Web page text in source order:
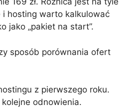
i hosting warto kalkulować
jako „pakiet na start”.
sposób porównania ofert
z pierwszego roku.
odnowienia.